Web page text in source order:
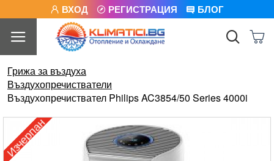
ВХОД РЕГИСТРАЦИЯ БЛОГ
Грижа за въздуха
Въздухопречистватели
Въздухопречиствател Philips AC3854/50 Series 4000i
Изчерпан